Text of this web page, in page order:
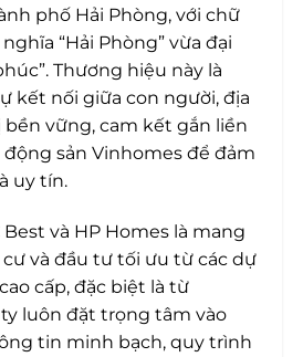
phố Hải Phòng, với chữ
“Hải Phòng” vừa đại
Thương hiệu này là
kết nối giữa con người, địa
vững, cam kết gắn liền
sản Vinhomes để đảm
uy tín.
và HP Homes là mang
và đầu tư tối ưu từ các dự
cấp, đặc biệt là từ
luôn đặt trọng tâm vào
tin minh bạch, quy trình